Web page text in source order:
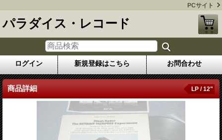
PCサイト
パラダイス・レコード
ログイン 新規登録はこちら お問合わせ
商品詳細 LP / 12"